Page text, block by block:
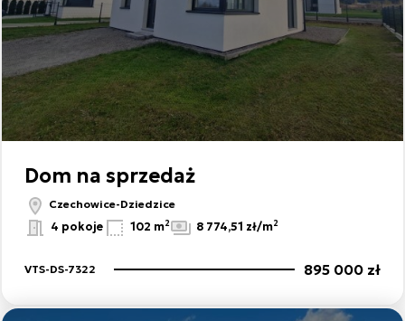
Dom na sprzedaż
Czechowice-Dziedzice
4 pokoje 102 m2 8 774,51 zł/m2
VTS-DS-7322 895 000 zł